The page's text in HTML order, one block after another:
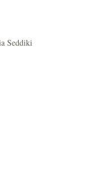
Seddiki